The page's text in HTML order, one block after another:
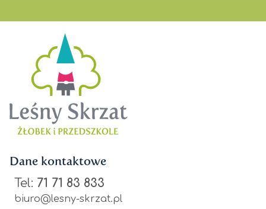
Dane kontaktowe
Tel: 71 71 83 833
biuro@lesny-skrzat.pl